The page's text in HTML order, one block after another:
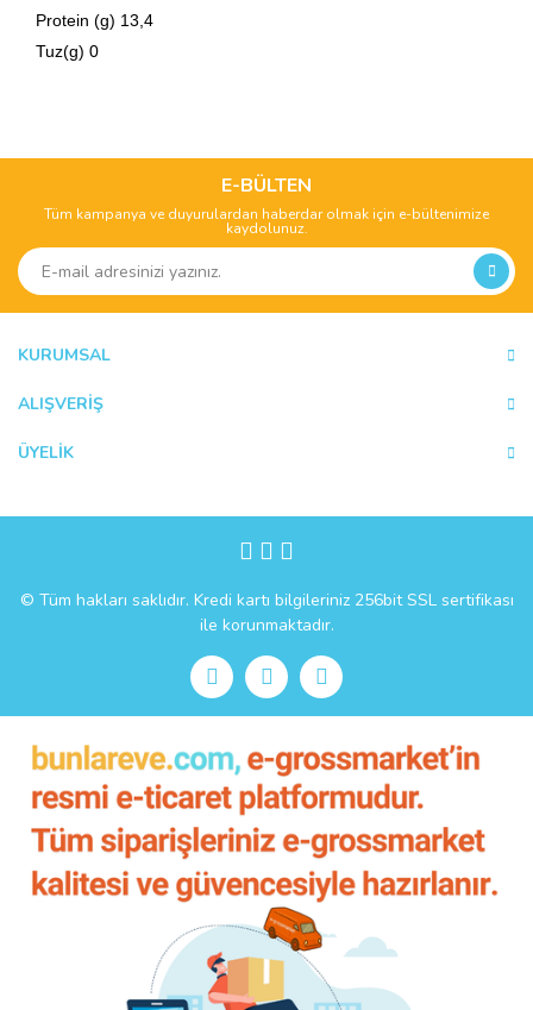
Protein (g) 13,4
Tuz(g) 0
Yorum Yaz
kullanarak tarafımıza iletebilirsiniz.
Görüş ve önerileriniz için teşekkür ederiz.
Ürün açıklamasında eksik bilgiler bulunuyor.
Ürün bilgilerinde hatalar bulunuyor.
E-BÜLTEN
Tüm kampanya ve duyurulardan haberdar olmak için e-bültenimize
kaydolunuz.
KURUMSAL
ALIŞVERİŞ
ÜYELİK
© Tüm hakları saklıdır. Kredi kartı bilgileriniz 256bit SSL sertifikası
ile korunmaktadır.